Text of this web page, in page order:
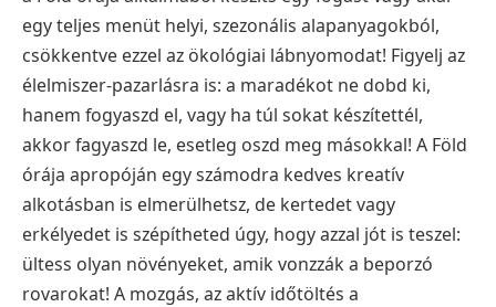
egy teljes menüt helyi, szezonális alapanyagokból,
csökkentve ezzel az ökológiai lábnyomodat! Figyelj az
élelmiszer-pazarlásra is: a maradékot ne dobd ki,
hanem fogyaszd el, vagy ha túl sokat készítettél,
akkor fagyaszd le, esetleg oszd meg másokkal! A Föld
órája apropóján egy számodra kedves kreatív
alkotásban is elmerülhetsz, de kertedet vagy
erkélyedet is szépítheted úgy, hogy azzal jót is teszel:
ültess olyan növényeket, amik vonzzák a beporzó
rovarokat! A mozgás, az aktív időtöltés a